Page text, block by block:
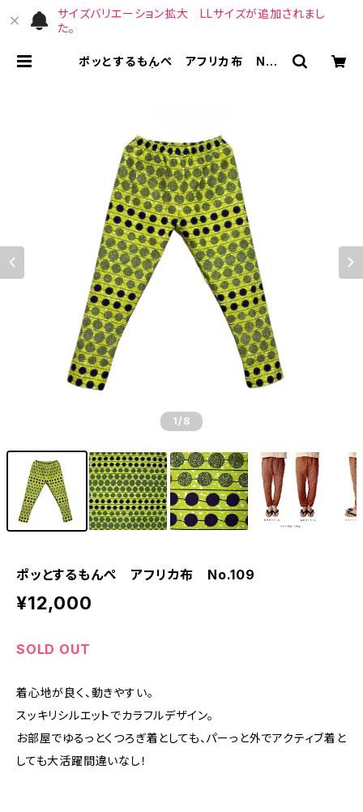
サイズバリエーション拡大 LLサイズが追加されまし
た。
ポッとするもんぺ アフリカ布 No.1
1 /8
ポッとするもんぺ アフリカ布 No.109
¥12,000
SOLD OUT
着心地が良く、動きやすい。
スッキリシルエットでカラフルデザイン。
お部屋でゆるっとくつろぎ着としても、パーっと外でアクティブ着と
しても大活躍間違いなし！